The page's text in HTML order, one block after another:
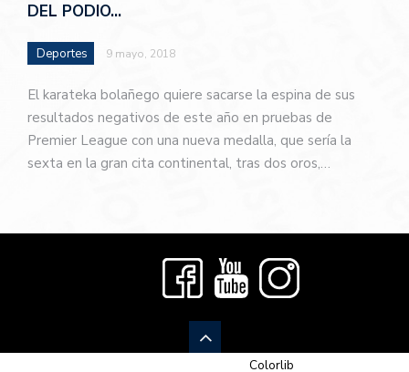
DEL PODIO…
Deportes 9 mayo, 2018
El karateka bolañego quiere sacarse la espina de sus
resultados negativos de este año en pruebas de
Premier League con una nueva medalla, que sería la
sexta en la gran cita continental, tras dos oros,…
Colorlib